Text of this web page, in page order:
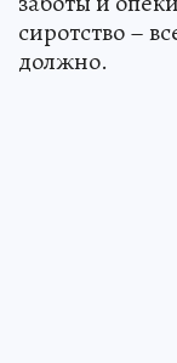
сиротство –
должно.